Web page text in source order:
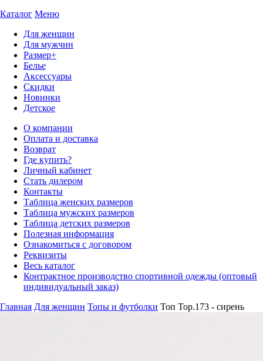
Каталог Меню
Для женщин
Для мужчин
Размер+
Белье
Аксессуары
Скидки
Новинки
Детское
О компании
Оплата и доставка
Возврат
Где купить?
Личный кабинет
Стать дилером
Контакты
Таблица женских размеров
Таблица мужских размеров
Таблица детских размеров
Полезная информация
Ознакомиться с договором
Реквизиты
Весь каталог
Контрактное производство спортивной одежды (оптовый
индивидуальный заказ)
Главная Для женщин Топы и футболки Топ Top.173 - сирень